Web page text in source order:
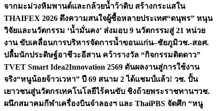
จากมะม่วงหิมพานต์และกล้วยน้ำว้าดิบ สร้างกระแสใน
THAIFEX 2026 ดึงความสนใจผู้ซื้อหลายประเทศ“ดนุพร” หนุน
วิจัยและนวัตกรรม ‘น้ำมั่นคง’ ส่งมอบ 9 นวัตกรรมสู่ 21 หน่วย
งาน ขับเคลื่อนการบริหารจัดการน้ำขอนแก่น–ชัยภูมิวช.-สอศ.
ปลื้มนักประดิษฐ์อาชีวะอีสาน คว้ารางวัล “กิจกรรมติดดาว”
TVET Smart Idea2Innovation 2569 ดันผลงานสู่การใช้งาน
จริง“หนูน้อยจ้าวเวหา” ปี 69 สนาม 2 ได้แชมป์แล้ว! วช. ปั้น
เยาวชนสู่นวัตกรเทคโนโลยีไร้คนขับ ชิงถ้วยพระราชทานฯวช.
ผนึกสมาคมกีฬาเครื่องบินจำลองฯ และ ThaiPBS จัดศึก “หนู